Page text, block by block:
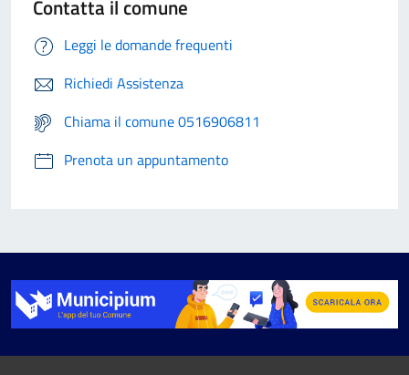
Contatta il comune
Leggi le domande frequenti
Richiedi Assistenza
Chiama il comune 0516906811
Prenota un appuntamento